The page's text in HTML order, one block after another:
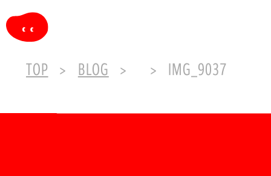
TOP BLOG IMG_9037